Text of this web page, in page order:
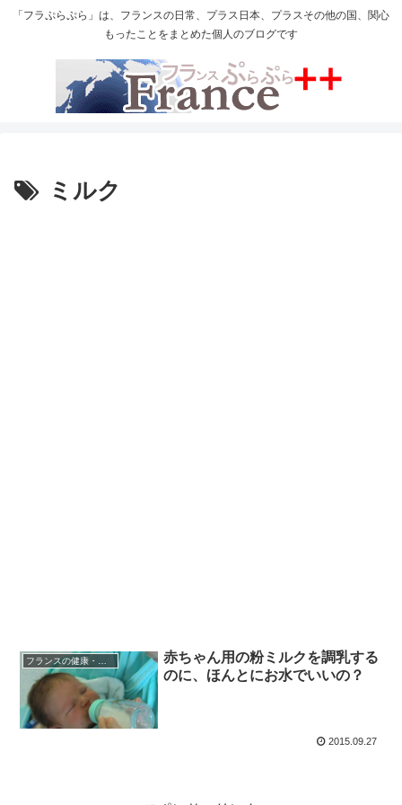
「フラぷらぷら」は、フランスの日常、プラス日本、プラスその他の国、関心
もったことをまとめた個人のブログです
ミルク
フランスの健康・医療
赤ちゃん用の粉ミルクを調乳する
のに、ほんとにお水でいいの？
2015.09.27